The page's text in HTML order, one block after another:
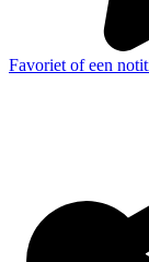
Favoriet of een